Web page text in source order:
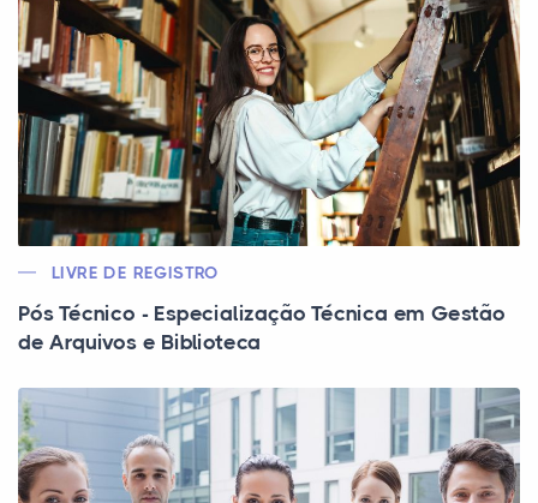
LIVRE DE REGISTRO
Pós Técnico - Especialização Técnica em Gestão
de Arquivos e Biblioteca